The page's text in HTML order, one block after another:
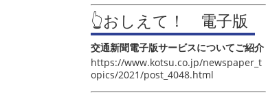
👆おしえて！ 電子版
交通新聞電子版サービスについてご紹介
https://www.kotsu.co.jp/newspaper_t
opics/2021/post_4048.html